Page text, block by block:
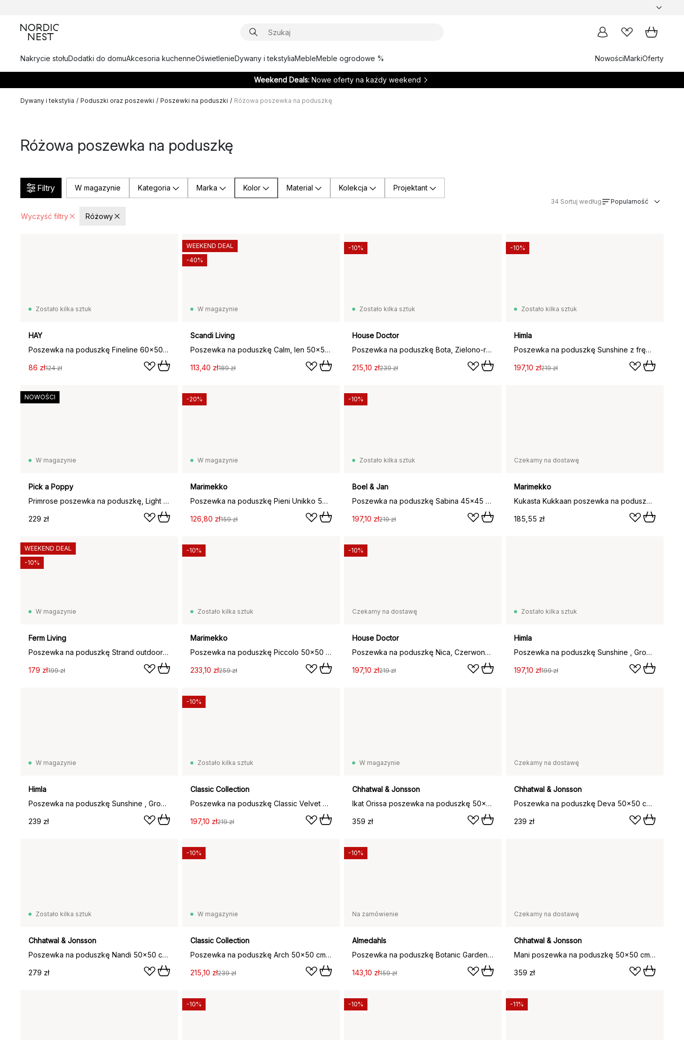
Nakrycie stołuDodatki do domuAkcesoria kuchenneOświetlenieDywany i tekstyliaMebleMeble ogrodowe % NowościMarkiOferty
Weekend Deals: Nowe oferty na każdy weekend
Dywany i tekstylia / Poduszki oraz poszewki / Poszewki na poduszki / Różowa poszewka na poduszkę
Różowa poszewka na poduszkę
Filtry W magazynie Kategoria Marka Kolor Material Kolekcja Projektant
Wyczyść filtry Różowy
34 Sortuj według Popularność
Zostało kilka sztuk
HAY
Poszewka na poduszkę Fineline 60x50 cm, Soft pink
86 zł124 zł
W magazynie
Scandi Living
Poszewka na poduszkę Calm, len 50x50 cm, Dusty Rose
113,40 zł189 zł
WEEKEND DEAL
-40%
Zostało kilka sztuk
House Doctor
Poszewka na poduszkę Bota, Zielono-różowa, 50x50 cm
215,10 zł239 zł
-10%
Zostało kilka sztuk
Himla
Poszewka na poduszkę Sunshine z frędzlami 30x60 cm, Grounded
197,10 zł219 zł
-10%
W magazynie
Pick a Poppy
Primrose poszewka na poduszkę, Light Pink, 30x40 cm
229 zł
NOWOŚCI
W magazynie
Marimekko
Poszewka na poduszkę Pieni Unikko 50x50cm, Cotton-peach (brzoskwinia)
126,80 zł159 zł
-20%
Zostało kilka sztuk
Boel & Jan
Poszewka na poduszkę Sabina 45x45 cm, Morelowy
197,10 zł219 zł
-10%
Czekamy na dostawę
Marimekko
Kukasta Kukkaan poszewka na poduszkę, Pink-off white-plum-terracotta, 50x50 cm
185,55 zł
W magazynie
Ferm Living
Poszewka na poduszkę Strand outdoor 50x50 cm, Burnt ochre-parchme
179 zł199 zł
WEEKEND DEAL
-10%
Zostało kilka sztuk
Marimekko
Poszewka na poduszkę Piccolo 50x50 cm, Pink-blue
233,10 zł259 zł
-10%
Czekamy na dostawę
House Doctor
Poszewka na poduszkę Nica, Czerwono-różowa, 30×50 cm
197,10 zł219 zł
-10%
Zostało kilka sztuk
Himla
Poszewka na poduszkę Sunshine , Grounded, 50x50 cm
197,10 zł199 zł
W magazynie
Himla
Poszewka na poduszkę Sunshine , Grounded, 60x60 cm
239 zł
Zostało kilka sztuk
Classic Collection
Poszewka na poduszkę Classic Velvet 50x50 cm, Coral
197,10 zł219 zł
-10%
W magazynie
Chhatwal & Jonsson
Ikat Orissa poszewka na poduszkę 50x50 cm, Rose-spicy yellow
359 zł
Czekamy na dostawę
Chhatwal & Jonsson
Poszewka na poduszkę Deva 50x50 cm, Rose
239 zł
Zostało kilka sztuk
Chhatwal & Jonsson
Poszewka na poduszkę Nandi 50x50 cm, Rose
279 zł
W magazynie
Classic Collection
Poszewka na poduszkę Arch 50x50 cm, Dusty coral
215,10 zł239 zł
-10%
Na zamówienie
Almedahls
Poszewka na poduszkę Botanic Garden 50x50 cm, Różowy brąz
143,10 zł159 zł
-10%
Czekamy na dostawę
Chhatwal & Jonsson
Mani poszewka na poduszkę 50x50 cm, Rose
359 zł
-10% -10% -11%